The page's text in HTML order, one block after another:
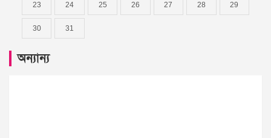
23 24 25 26 27 28 29
30 31
অন্যান্য